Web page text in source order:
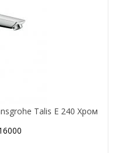
Talis E 240 Хром